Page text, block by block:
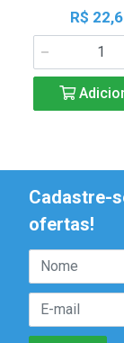
R$
Cadastre-
ofertas!